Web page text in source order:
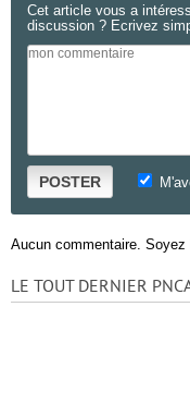
Cet article vous a
discussion ? Ecrivez
POSTER
Aucun commentaire. Soyez
LE TOUT DERNIER